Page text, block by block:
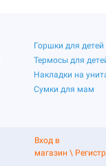
Горшки для детей
Термосы для
Накладки на
Сумки для мам
Вход в
магазин \